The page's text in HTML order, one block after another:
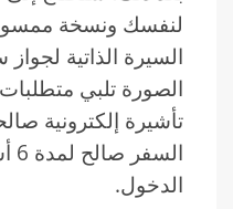
لنفسك ونسخة
السيرة الذاتية
الصورة تلبي
تأشيرة إلكترونية
الدخول.